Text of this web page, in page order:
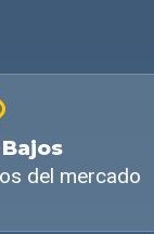
del mercado